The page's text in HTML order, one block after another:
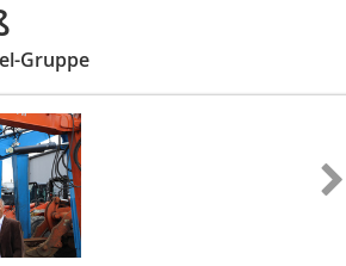
Gruppe